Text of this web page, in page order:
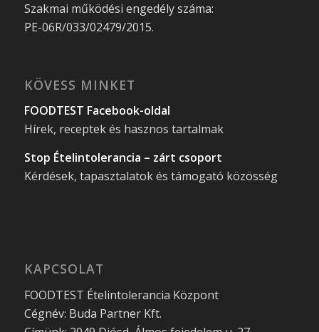
Szakmai működési engedély száma:
PE-06R/033/02479/2015.
KÖVESS MINKET
FOODTEST Facebook-oldal
Hírek, receptek és hasznos tartalmak
Stop Ételintolerancia – zárt csoport
Kérdések, tapasztalatok és támogató közösség
KAPCSOLAT
FOODTEST Ételintolerancia Központ
Cégnév: Buda Partner Kft.